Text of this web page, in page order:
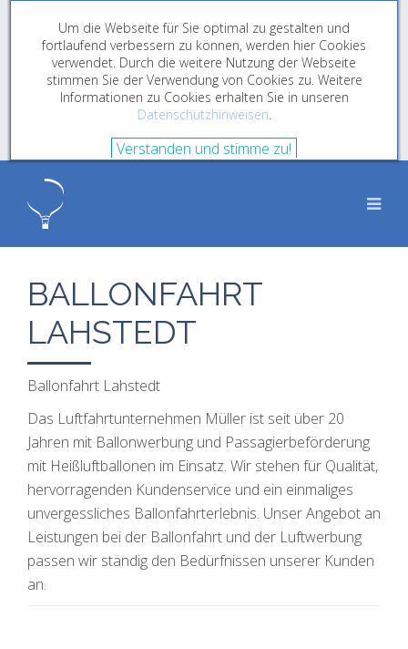
Um die Webseite für Sie optimal zu gestalten und
fortlaufend verbessern zu können, werden hier Cookies
verwendet. Durch die weitere Nutzung der Webseite
stimmen Sie der Verwendung von Cookies zu. Weitere
Informationen zu Cookies erhalten Sie in unseren
Datenschutzhinweisen.
Verstanden und stimme zu!
BALLONFAHRT
LAHSTEDT
Ballonfahrt Lahstedt
Das Luftfahrtunternehmen Müller ist seit über 20
Jahren mit Ballonwerbung und Passagierbeförderung
mit Heißluftballonen im Einsatz. Wir stehen für Qualität,
hervorragenden Kundenservice und ein einmaliges
unvergessliches Ballonfahrterlebnis. Unser Angebot an
Leistungen bei der Ballonfahrt und der Luftwerbung
passen wir ständig den Bedürfnissen unserer Kunden
an.